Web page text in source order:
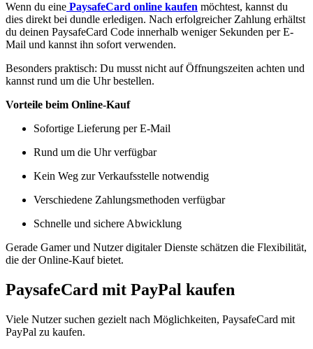
Wenn du eine PaysafeCard online kaufen möchtest, kannst du
dies direkt bei dundle erledigen. Nach erfolgreicher Zahlung erhältst
du deinen PaysafeCard Code innerhalb weniger Sekunden per E-
Mail und kannst ihn sofort verwenden.
Besonders praktisch: Du musst nicht auf Öffnungszeiten achten und
kannst rund um die Uhr bestellen.
Vorteile beim Online-Kauf
Sofortige Lieferung per E-Mail
Rund um die Uhr verfügbar
Kein Weg zur Verkaufsstelle notwendig
Verschiedene Zahlungsmethoden verfügbar
Schnelle und sichere Abwicklung
Gerade Gamer und Nutzer digitaler Dienste schätzen die Flexibilität,
die der Online-Kauf bietet.
PaysafeCard mit PayPal kaufen
Viele Nutzer suchen gezielt nach Möglichkeiten, PaysafeCard mit
PayPal zu kaufen.